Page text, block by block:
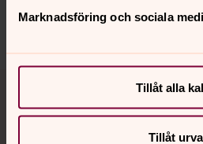
Marknadsföring och sociala
Tillåt alla
Tillåt